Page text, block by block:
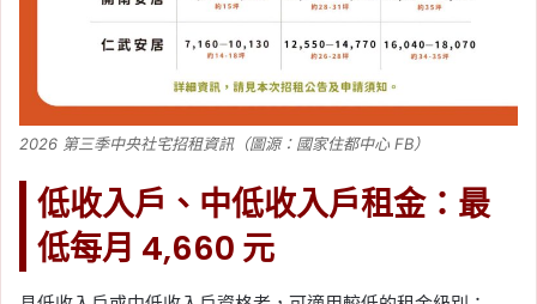
2026 第三季中央社宅招租資訊（圖源：國家住都中心 FB）
低收入戶、中低收入戶租金：最
低每月 4,660 元